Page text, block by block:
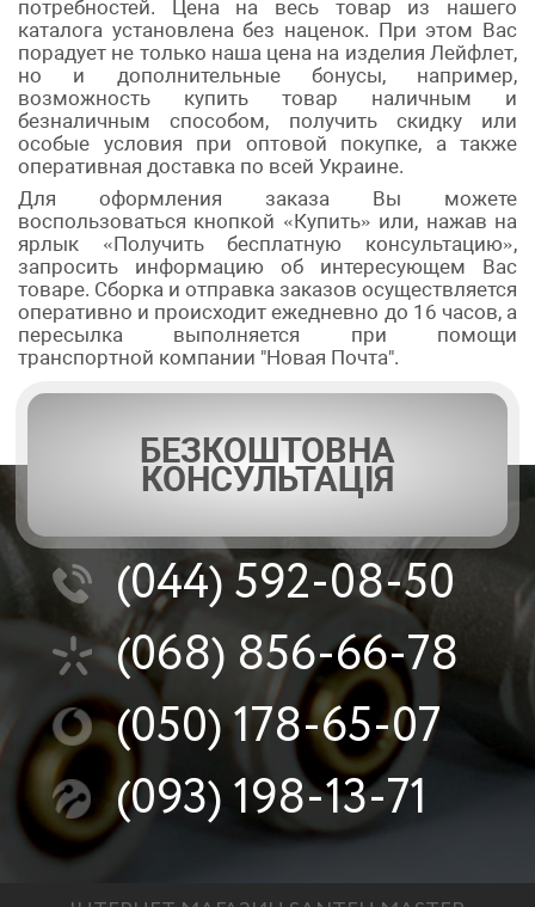
потребностей. Цена на весь товар из нашего
каталога установлена без наценок. При этом Вас
порадует не только наша цена на изделия Лейфлет,
но и дополнительные бонусы, например,
возможность купить товар наличным и
безналичным способом, получить скидку или
особые условия при оптовой покупке, а также
оперативная доставка по всей Украине.
Для оформления заказа Вы можете
воспользоваться кнопкой «Купить» или, нажав на
ярлык «Получить бесплатную консультацию»,
запросить информацию об интересующем Вас
товаре. Сборка и отправка заказов осуществляется
оперативно и происходит ежедневно до 16 часов, а
пересылка выполняется при помощи
транспортной компании "Новая Почта".
БЕЗКОШТОВНА
КОНСУЛЬТАЦІЯ
(044)592-08-50
(068) 856-66-78
(050)178-65-07
(093)198-13-71